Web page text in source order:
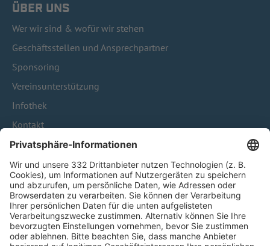
ÜBER UNS
Wer wir sind & wofür wir stehen
Geschäftsstellen und Ansprechpartner
Sponsoring
Vereinsunterstützung
Infothek
Kontakt
HÄUFIG BESUCHTE SEITEN
Pässe und Vereinswechsel
Trainerausbildung
Schulungsangebot Vereinsmitarbeiter
BFV-Geschäftsstellen